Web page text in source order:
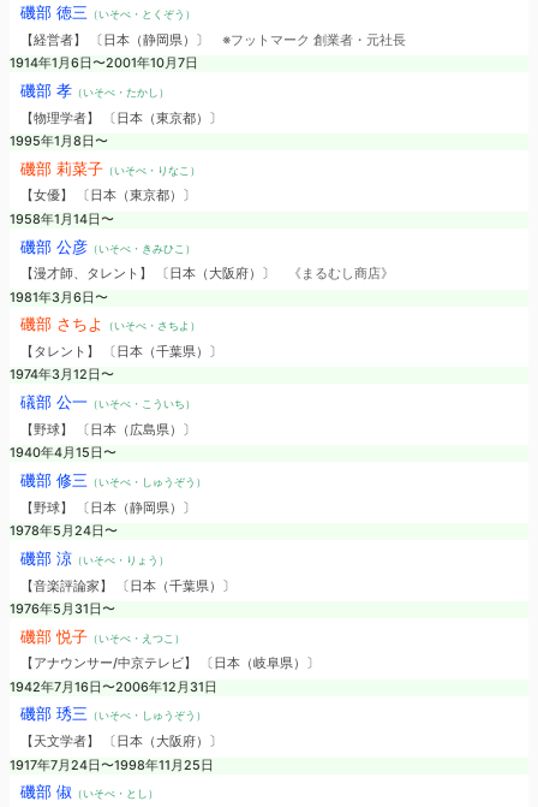
磯部 徳三 （いそべ・とくぞう）
【経営者】 〔日本（静岡県）〕 ※フットマーク 創業者・元社長
1914年1月6日〜2001年10月7日
磯部 孝（いそべ・たかし）
【物理学者】 〔日本（東京都）〕
1995年1月8日〜
磯部 莉菜子（いそべ・りなこ）
【女優】 〔日本（東京都）〕
1958年1月14日〜
磯部 公彦（いそべ・きみひこ）
【漫才師、タレント】 〔日本（大阪府）〕
《まるむし商店》
1981年3月6日〜
磯部 さちよ （いそべ・さちよ）
【タレント】 〔日本（千葉県）〕
1974年3月12日〜
礒部 公一（いそべ・こういち）
【野球】 〔日本（広島県）〕
1940年4月15日〜
磯部 修三 （いそべ・しゅうぞう）
【野球】 〔日本（静岡県）〕
1978年5月24日〜
磯部 涼 （いそべ・りょう）
【音楽評論家】 〔日本（千葉県）〕
1976年5月31日〜
磯部 悦子（いそべ・えつこ）
【アナウンサー/中京テレビ】 〔日本（岐阜県）〕
1942年7月16日〜2006年12月31日
磯部 琇三 （いそべ・しゅうぞう）
【天文学者】 〔日本（大阪府）〕
1917年7月24日〜1998年11月25日
磯部 俶 （いそべ・とし）